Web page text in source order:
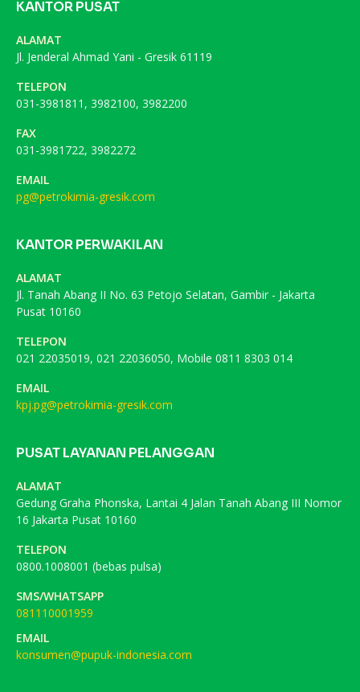
KANTOR PUSAT
ALAMAT
Jl. Jenderal Ahmad Yani - Gresik 61119
TELEPON
031-3981811, 3982100, 3982200
FAX
031-3981722, 3982272
EMAIL
pg@petrokimia-gresik.com
KANTOR PERWAKILAN
ALAMAT
Jl. Tanah Abang II No. 63 Petojo Selatan, Gambir - Jakarta
Pusat 10160
TELEPON
021 22035019, 021 22036050, Mobile 0811 8303 014
EMAIL
kpj.pg@petrokimia-gresik.com
PUSAT LAYANAN PELANGGAN
ALAMAT
Gedung Graha Phonska, Lantai 4 Jalan Tanah Abang III Nomor
16 Jakarta Pusat 10160
TELEPON
0800.1008001 (bebas pulsa)
SMS/WHATSAPP
081110001959
EMAIL
konsumen@pupuk-indonesia.com